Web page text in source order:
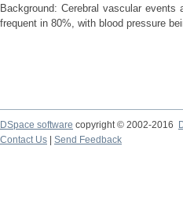
Background: Cerebral vascular
frequent in 80%, with blood pressure
DSpace software copyright © 2002-2016
Contact Us
Send Feedback